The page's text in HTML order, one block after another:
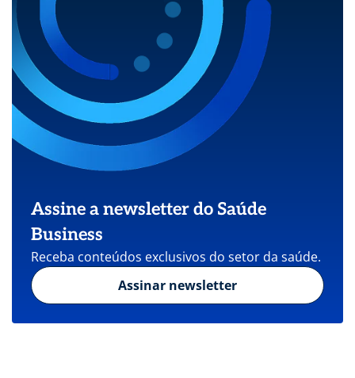
Assine a newsletter do Saúde
Business
Receba conteúdos exclusivos do setor da saúde.
Assinar newsletter